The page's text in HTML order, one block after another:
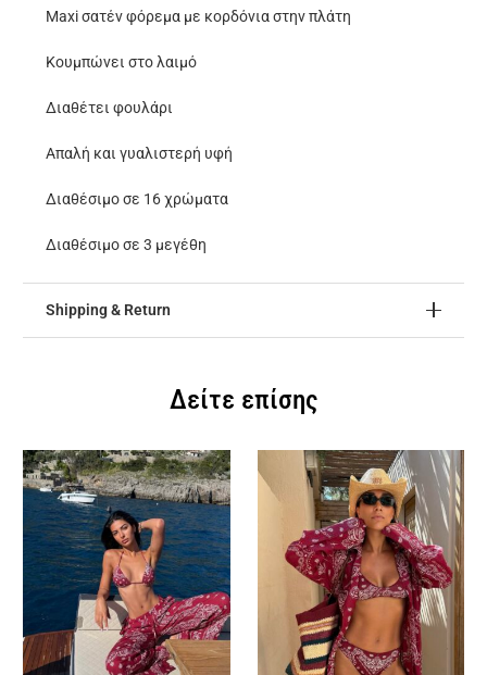
ποσότητα
Maxi σατέν φόρεμα με κορδόνια στην πλάτη
Κουμπώνει στο λαιμό
Διαθέτει φουλάρι
Απαλή και γυαλιστερή υφή
Διαθέσιμο σε 16 χρώματα
Διαθέσιμο σε 3 μεγέθη
Shipping & Return
Δείτε επίσης